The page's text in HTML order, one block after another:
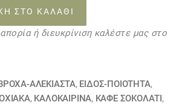
ριγέ
λευκό
μπέζ
ποσότητα
ΣΤΟ ΚΑΛΆΘΙ
ή διευκρίνιση καλέστε μας στο
ΑΛΈΚΙΑΣΤΑ, ΕΙΔΟΣ-ΠΟΙΟΤΗΤΑ,
, ΚΑΛΟΚΑΙΡΙΝΑ, ΚΑΦΕ ΣΟΚΟΛΑΤΙ ,